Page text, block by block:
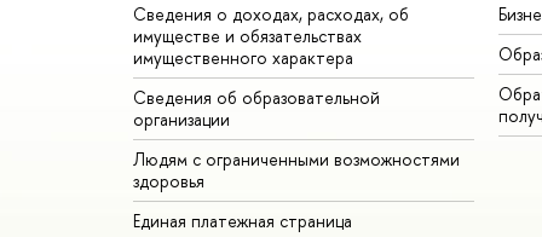
Сведения о доходах, расходах, об
имуществе и обязательствах
имущественного характера
Сведения об образовательной
организации
Людям с ограниченными возможностями
здоровья
Единая платежная страница